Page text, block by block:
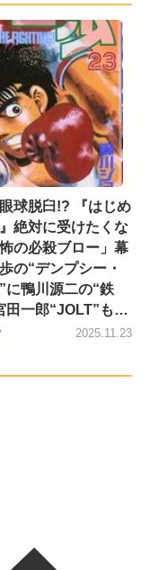
球脱臼!? 『はじめ
絶対に受けたくな
の必殺ブロー」幕
の“デンプシー・
に鴨川源二の“鉄
田一郎“JOLT”も…
2025.11.23